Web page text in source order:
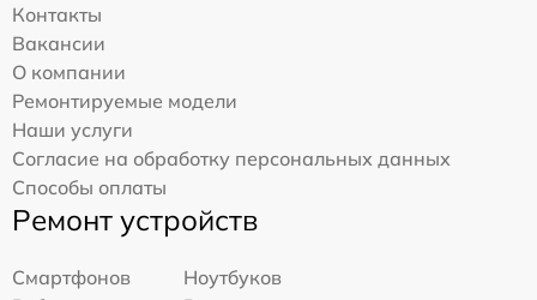
Контакты
Вакансии
О компании
Ремонтируемые модели
Наши услуги
Согласие на обработку персональных данных
Способы оплаты
Ремонт устройств
Смартфонов
Ноутбуков